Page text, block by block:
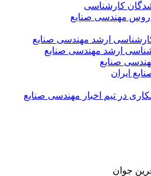
کارشناسی
مهندسی صنایع
ارشد مهندسی صنایع
ارشد مهندسی صنایع
صنایع
ایران
در تیم اخبار مهندسی صنایع
جوان